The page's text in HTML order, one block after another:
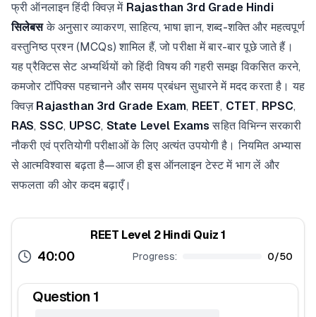
फ्री ऑनलाइन हिंदी क्विज़ में Rajasthan 3rd Grade Hindi
सिलेबसके अनुसार व्याकरण, साहित्य, भाषा ज्ञान, शब्द-शक्ति और महत्वपूर्ण
वस्तुनिष्ठ प्रश्न (MCQs) शामिल हैं, जो परीक्षा में बार-बार पूछे जाते हैं।
यह प्रैक्टिस सेट अभ्यर्थियों को हिंदी विषय की गहरी समझ विकसित करने,
कमजोर टॉपिक्स पहचानने और समय प्रबंधन सुधारने में मदद करता है। यह
क्विज़ Rajasthan 3rd Grade Exam, REET, CTET, RPSC,
RAS, SSC, UPSC, State Level Exams सहित विभिन्न सरकारी
नौकरी एवं प्रतियोगी परीक्षाओं के लिए अत्यंत उपयोगी है। नियमित अभ्यास
से आत्मविश्वास बढ़ता है—आज ही इस ऑनलाइन टेस्ट में भाग लें और
सफलता की ओर कदम बढ़ाएँ।
REET Level 2 Hindi Quiz 1
40:00 Progress: 0/50
Question 1